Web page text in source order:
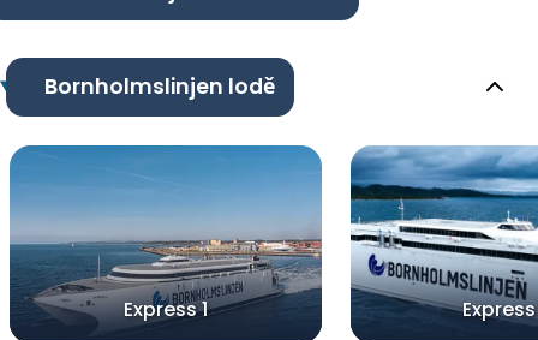
Bornholmslinjen lodě
Express 1